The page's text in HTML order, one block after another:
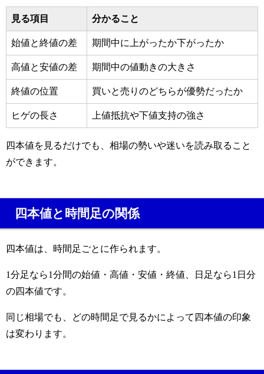
見る項目 分かること
始値と終値の差 期間中に上がったか下がったか
高値と安値の差 期間中の値動きの大きさ
終値の位置 買いと売りのどちらが優勢だったか
ヒゲの長さ 上値抵抗や下値支持の強さ
四本値を見るだけでも、相場の勢いや迷いを読み取ること
ができます。
四本値と時間足の関係
四本値は、時間足ごとに作られます。
1分足なら1分間の始値・高値・安値・終値、日足なら1日分
の四本値です。
同じ相場でも、どの時間足で見るかによって四本値の印象
は変わります。